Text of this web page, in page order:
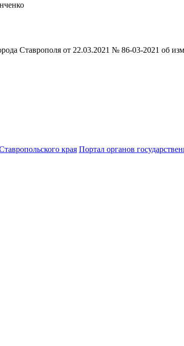
Ставрополя от 22.03.2021 № 86-03-2021 об
края Портал органов